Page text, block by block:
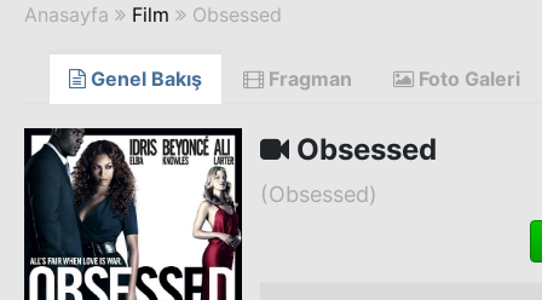
Anasayfa Film Obsessed
Genel Bakış Fragman Foto Galeri
Obsessed
(Obsessed)